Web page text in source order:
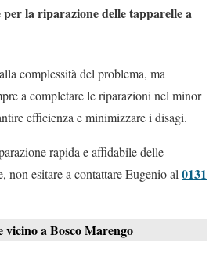
la riparazione delle tapparelle a
complessità del problema, ma
a completare le riparazioni nel minor
efficienza e minimizzare i disagi.
rapida e affidabile delle
non esitare a contattare Eugenio al0131
a Bosco Marengo